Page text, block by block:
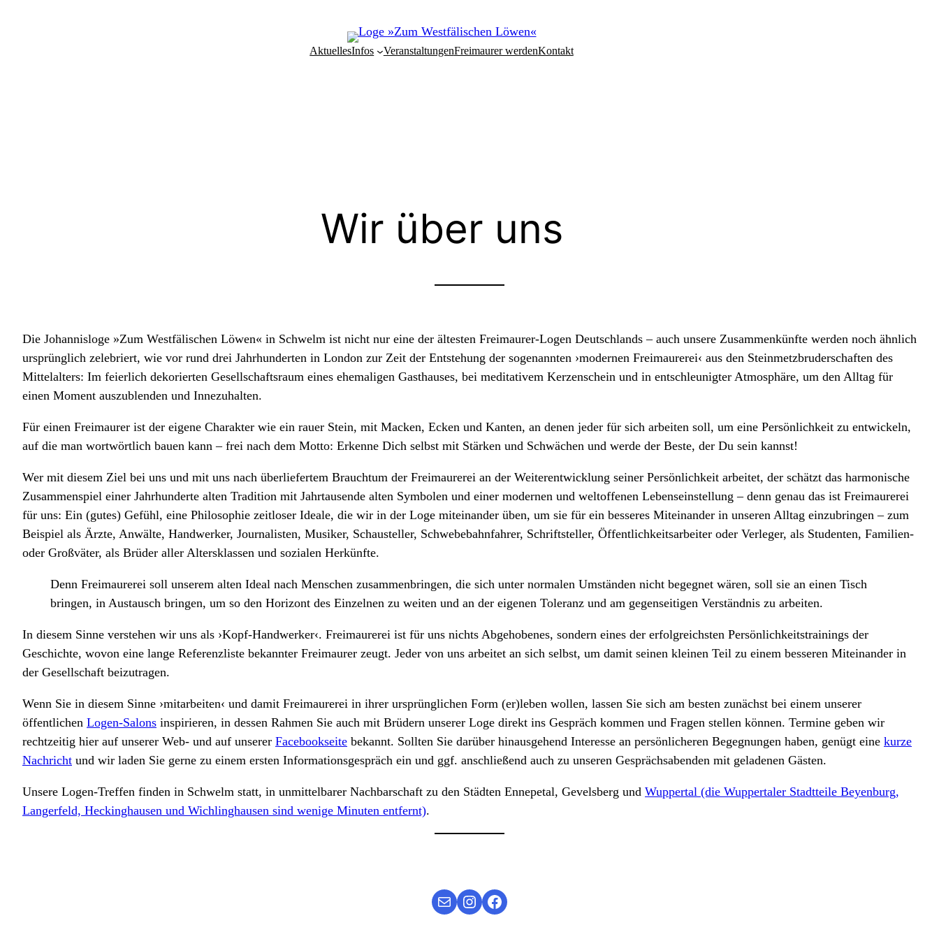
AktuellesInfos VeranstaltungenFreimaurer werdenKontakt
Wir über uns
Die Johannisloge »Zum Westfälischen Löwen« in Schwelm ist nicht nur eine der ältesten Freimaurer-Logen Deutschlands – auch unsere Zusammenkünfte werden noch ähnlich
ursprünglich zelebriert, wie vor rund drei Jahrhunderten in London zur Zeit der Entstehung der sogenannten ›modernen Freimaurerei‹ aus den Steinmetzbruderschaften des
Mittelalters: Im feierlich dekorierten Gesellschaftsraum eines ehemaligen Gasthauses, bei meditativem Kerzenschein und in entschleunigter Atmosphäre, um den Alltag für
einen Moment auszublenden und Innezuhalten.
Für einen Freimaurer ist der eigene Charakter wie ein rauer Stein, mit Macken, Ecken und Kanten, an denen jeder für sich arbeiten soll, um eine Persönlichkeit zu entwickeln,
auf die man wortwörtlich bauen kann – frei nach dem Motto: Erkenne Dich selbst mit Stärken und Schwächen und werde der Beste, der Du sein kannst!
Wer mit diesem Ziel bei uns und mit uns nach überliefertem Brauchtum der Freimaurerei an der Weiterentwicklung seiner Persönlichkeit arbeitet, der schätzt das harmonische
Zusammenspiel einer Jahrhunderte alten Tradition mit Jahrtausende alten Symbolen und einer modernen und weltoffenen Lebenseinstellung – denn genau das ist Freimaurerei
für uns: Ein (gutes) Gefühl, eine Philosophie zeitloser Ideale, die wir in der Loge miteinander üben, um sie für ein besseres Miteinander in unseren Alltag einzubringen – zum
Beispiel als Ärzte, Anwälte, Handwerker, Journalisten, Musiker, Schausteller, Schwebebahnfahrer, Schriftsteller, Öffentlichkeitsarbeiter oder Verleger, als Studenten, Familien-
oder Großväter, als Brüder aller Altersklassen und sozialen Herkünfte.
Denn Freimaurerei soll unserem alten Ideal nach Menschen zusammenbringen, die sich unter normalen Umständen nicht begegnet wären, soll sie an einen Tisch
bringen, in Austausch bringen, um so den Horizont des Einzelnen zu weiten und an der eigenen Toleranz und am gegenseitigen Verständnis zu arbeiten.
In diesem Sinne verstehen wir uns als ›Kopf-Handwerker‹. Freimaurerei ist für uns nichts Abgehobenes, sondern eines der erfolgreichsten Persönlichkeitstrainings der
Geschichte, wovon eine lange Referenzliste bekannter Freimaurer zeugt. Jeder von uns arbeitet an sich selbst, um damit seinen kleinen Teil zu einem besseren Miteinander in
der Gesellschaft beizutragen.
Wenn Sie in diesem Sinne ›mitarbeiten‹ und damit Freimaurerei in ihrer ursprünglichen Form (er)leben wollen, lassen Sie sich am besten zunächst bei einem unserer
öffentlichen Logen-Salons inspirieren, in dessen Rahmen Sie auch mit Brüdern unserer Loge direkt ins Gespräch kommen und Fragen stellen können. Termine geben wir
rechtzeitig hier auf unserer Web- und auf unserer Facebookseite bekannt. Sollten Sie darüber hinausgehend Interesse an persönlicheren Begegnungen haben, genügt eine kurze
Nachricht und wir laden Sie gerne zu einem ersten Informationsgespräch ein und ggf. anschließend auch zu unseren Gesprächsabenden mit geladenen Gästen.
Unsere Logen-Treffen finden in Schwelm statt, in unmittelbarer Nachbarschaft zu den Städten Ennepetal, Gevelsberg und Wuppertal (die Wuppertaler Stadtteile Beyenburg,
Langerfeld, Heckinghausen und Wichlinghausen sind wenige Minuten entfernt).
MailInstagram
Facebook